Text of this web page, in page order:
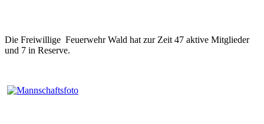
Die Freiwillige Feuerwehr Wald hat zur Zeit 47 aktive Mitglieder
und 7 in Reserve.